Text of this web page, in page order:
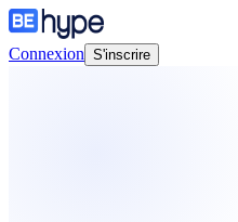
Connexion S'inscrire